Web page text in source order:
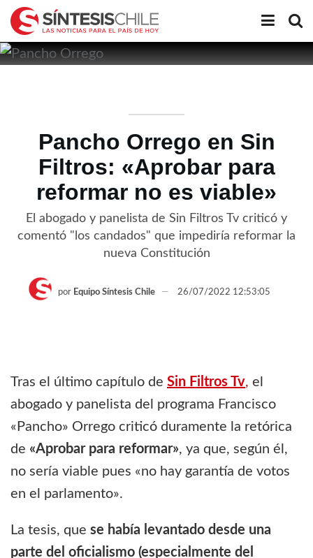
Pancho Orrego en Sin
Filtros: «Aprobar para
reformar no es viable»
El abogado y panelista de Sin Filtros Tv criticó y
comentó "los candados" que impediría reformar la
nueva Constitución
por Equipo Síntesis Chile 26/07/2022 12:53:05
Tras el último capítulo de Sin Filtros Tv, el
abogado y panelista del programa Francisco
«Pancho» Orrego criticó duramente la retórica
de «Aprobar para reformar», ya que, según él,
no sería viable pues «no hay garantía de votos
en el parlamento».
La tesis, que se había levantado desde una
parte del oficialismo (especialmente del